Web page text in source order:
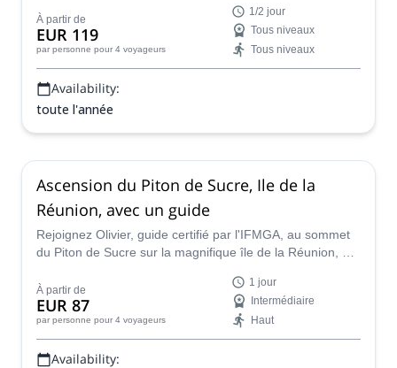
l'IFMGA.
À partir de
EUR 119
par personne pour 4 voyageurs
1/2 jour
Tous niveaux
Tous niveaux
Availability:
toute l'année
Ascension du Piton de Sucre, Ile de la
Réunion, avec un guide
Rejoignez Olivier, guide certifié par l'IFMGA, au sommet
du Piton de Sucre sur la magnifique île de la Réunion, où
À partir de
EUR 87
par personne pour 4 voyageurs
1 jour
Intermédiaire
Haut
Availability: